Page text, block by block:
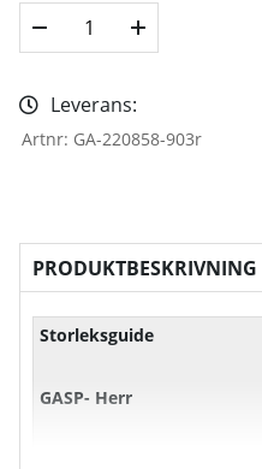
Leverans:
Artnr: GA-220858-903r
PRODUKTBESKRIVNING
Storleksguide
GASP- Herr